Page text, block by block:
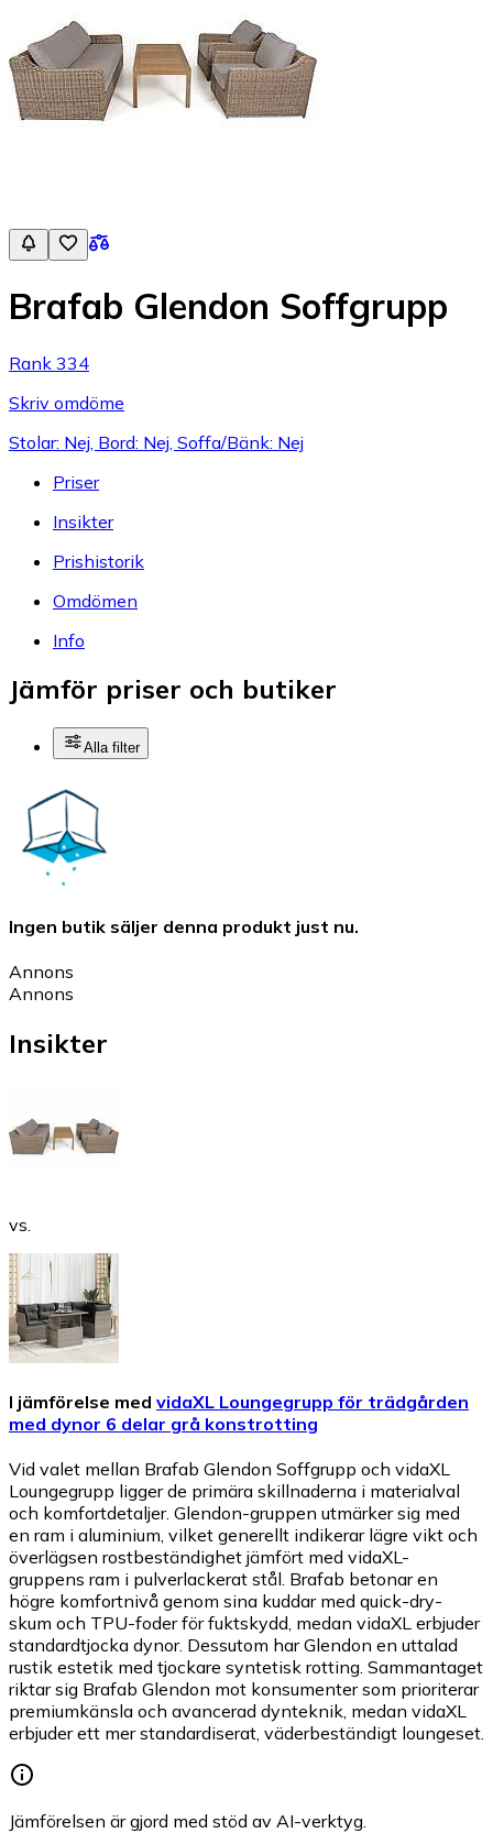
Brafab Glendon Soffgrupp
Rank 334
Skriv omdöme
Stolar: Nej, Bord: Nej, Soffa/Bänk: Nej
Priser
Insikter
Prishistorik
Omdömen
Info
Jämför priser och butiker
Alla filter
Ingen butik säljer denna produkt just nu.
Annons
Annons
Insikter
vs.
I jämförelse med vidaXL Loungegrupp för trädgården
med dynor 6 delar grå konstrotting
Vid valet mellan Brafab Glendon Soffgrupp och vidaXL
Loungegrupp ligger de primära skillnaderna i materialval
och komfortdetaljer. Glendon-gruppen utmärker sig med
en ram i aluminium, vilket generellt indikerar lägre vikt och
överlägsen rostbeständighet jämfört med vidaXL-
gruppens ram i pulverlackerat stål. Brafab betonar en
högre komfortnivå genom sina kuddar med quick-dry-
skum och TPU-foder för fuktskydd, medan vidaXL erbjuder
standardtjocka dynor. Dessutom har Glendon en uttalad
rustik estetik med tjockare syntetisk rotting. Sammantaget
riktar sig Brafab Glendon mot konsumenter som prioriterar
premiumkänsla och avancerad dynteknik, medan vidaXL
erbjuder ett mer standardiserat, väderbeständigt loungeset.
Jämförelsen är gjord med stöd av AI-verktyg.